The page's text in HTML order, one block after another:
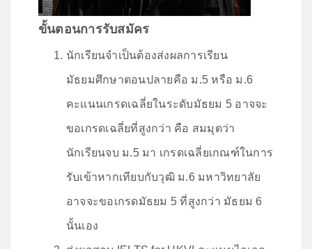
ขั้นตอนการรับสมัคร
นักเรียนจำเป็นต้องส่งผลการเรียน
มัธยมศึกษาตอนปลายคือ ม.5 หรือ ม.6
คะแนนเกรดเฉลี่ยในระดับมัธยม 5 อาจจะ
ขอเกรดเฉลี่ยที่สูงกว่า คือ สมมุตว่า
นักเรียนจบ ม.5 มา เกรดเฉลี่ยเกณฑ์ในการ
รับเข้าหากเทียบกับวุฒิ ม.6 มหาวิทยาลัย
อาจจะขอเกรดมัธยม 5 ที่สูงกว่า มัธยม 6
นั้นเอง